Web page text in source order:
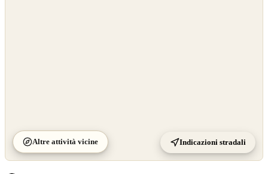
Altre attività vicine Indicazioni stradali